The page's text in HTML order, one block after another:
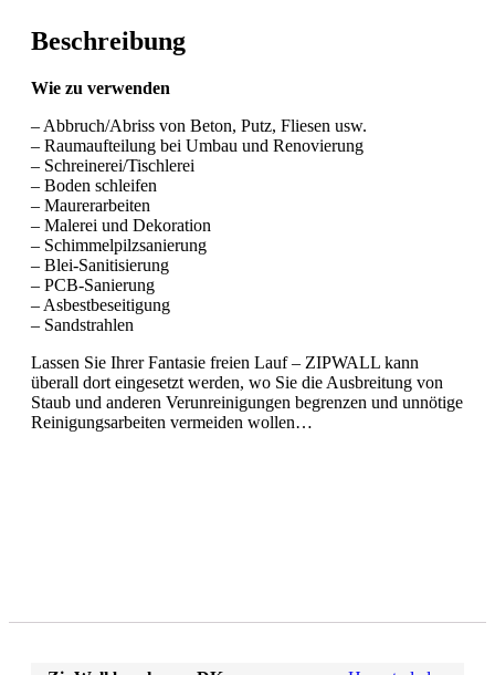
Beschreibung
Wie zu verwenden
– Abbruch/Abriss von Beton, Putz, Fliesen usw.
– Raumaufteilung bei Umbau und Renovierung
– Schreinerei/Tischlerei
– Boden schleifen
– Maurerarbeiten
– Malerei und Dekoration
– Schimmelpilzsanierung
– Blei-Sanitisierung
– PCB-Sanierung
– Asbestbeseitigung
– Sandstrahlen
Lassen Sie Ihrer Fantasie freien Lauf – ZIPWALL kann
überall dort eingesetzt werden, wo Sie die Ausbreitung von
Staub und anderen Verunreinigungen begrenzen und unnötige
Reinigungsarbeiten vermeiden wollen…